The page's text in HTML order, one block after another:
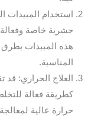
استخدام المبيدات
حشرية خاصة
هذه المبيدات بطرق
المناسبة.
العلاج الحراري:
كطريقة فعالة
حرارة عالية